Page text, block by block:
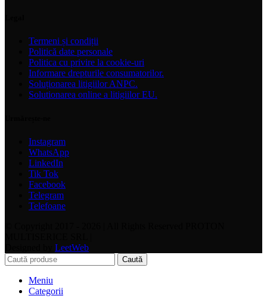
Termeni și condiții
Politică date personale
Politica cu privire la cookie-uri
Informare drepturile consumatorilor.
Soluționarea litigiilor ANPC.
Solutionarea online a litigiilor EU.
Instagram
WhatsApp
LinkedIn
Tik Tok
Facebook
Telegram
Telefoane
LeetWeb
Caută
Meniu
Categorii